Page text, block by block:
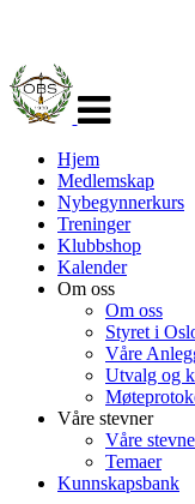
navigasjon
Hjem
Medlemskap
Nybegynnerkurs
Treninger
Klubbshop
Kalender
Om oss
Om oss
Styret i
Våre
Utvalg og
Våre stevner
Våre
Temaer
Kunnskapsbank